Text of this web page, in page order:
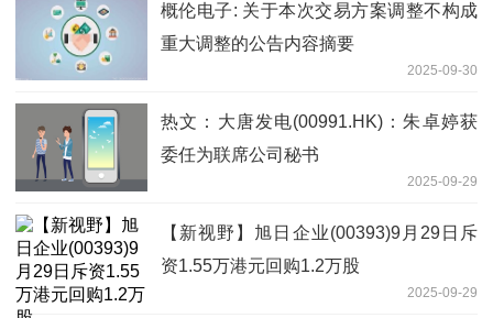
概伦电子: 关于本次交易方案调整不构成
重大调整的公告内容摘要
2025-09-30
热文：大唐发电(00991.HK)：朱卓婷获
委任为联席公司秘书
2025-09-29
【新视野】旭日企业(00393)9月29日斥
资1.55万港元回购1.2万股
2025-09-29